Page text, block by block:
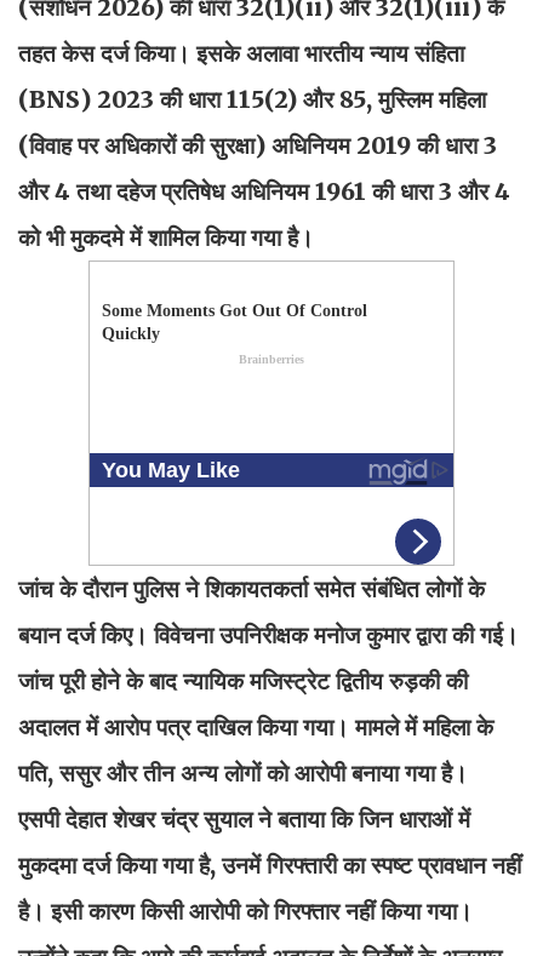
(संशोधन 2026) की धारा 32(1)(ii) और 32(1)(iii) के
तहत केस दर्ज किया। इसके अलावा भारतीय न्याय संहिता
(BNS) 2023 की धारा 115(2) और 85, मुस्लिम महिला
(विवाह पर अधिकारों की सुरक्षा) अधिनियम 2019 की धारा 3
और 4 तथा दहेज प्रतिषेध अधिनियम 1961 की धारा 3 और 4
को भी मुकदमे में शामिल किया गया है।
जांच के दौरान पुलिस ने शिकायतकर्ता समेत संबंधित लोगों के
बयान दर्ज किए। विवेचना उपनिरीक्षक मनोज कुमार द्वारा की गई।
जांच पूरी होने के बाद न्यायिक मजिस्ट्रेट द्वितीय रुड़की की
अदालत में आरोप पत्र दाखिल किया गया। मामले में महिला के
पति, ससुर और तीन अन्य लोगों को आरोपी बनाया गया है।
एसपी देहात शेखर चंद्र सुयाल ने बताया कि जिन धाराओं में
मुकदमा दर्ज किया गया है, उनमें गिरफ्तारी का स्पष्ट प्रावधान नहीं
है। इसी कारण किसी आरोपी को गिरफ्तार नहीं किया गया।